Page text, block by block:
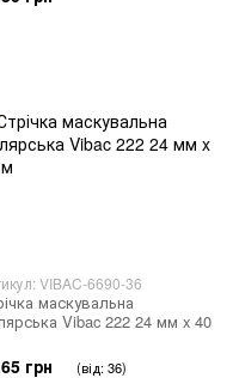
VIBAC-6690-36
маскувальна
Vibac 222 24 мм x 40
грн (від: 36)